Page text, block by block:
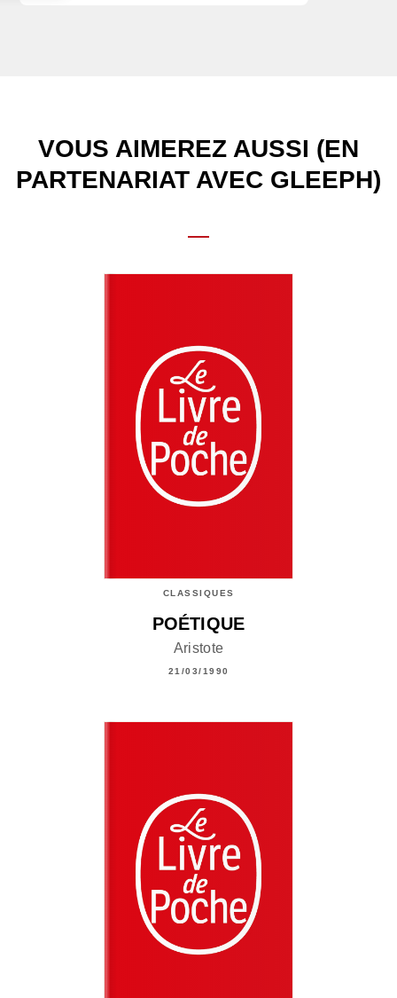
VOUS AIMEREZ AUSSI (EN
PARTENARIAT AVEC GLEEPH)
CLASSIQUES
POÉTIQUE
Aristote
21/03/1990